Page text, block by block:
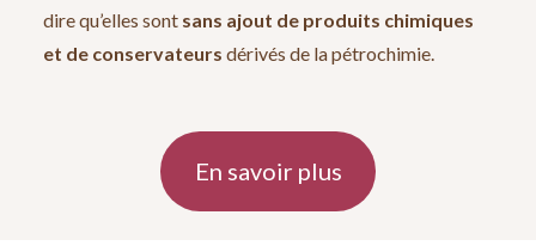
dire qu’elles sont sans ajout de produits chimiques
et de conservateurs dérivés de la pétrochimie.
En savoir plus